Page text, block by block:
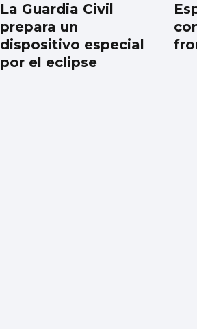
La Guardia Civil
prepara un
dispositivo especial
por el eclipse